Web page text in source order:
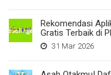
Rekomendasi
Gratis Terbaik di
31 Mar 2026